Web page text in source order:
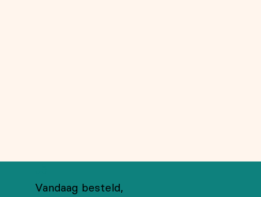
Vandaag besteld,